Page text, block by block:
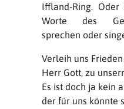
Iffland-Ring.
Worte des
sprechen oder
Verleih uns
Herr Gott, zu
Es ist doch ja kein
der für uns könnte